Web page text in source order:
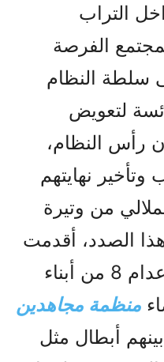
التراب
الفرصة
سلطة النظام
لتعويض
رأس النظام،
نهايتهم
من وتيرة
الصدد، أقدمت
آلة القمع مؤخرًا على إعدام 8 من أبناء
منظمة مجاهدين
أبطال مثل